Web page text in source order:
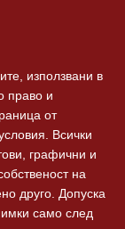
използвани в
право и
от
Всички
графични и
на
друго. Допуска
само след